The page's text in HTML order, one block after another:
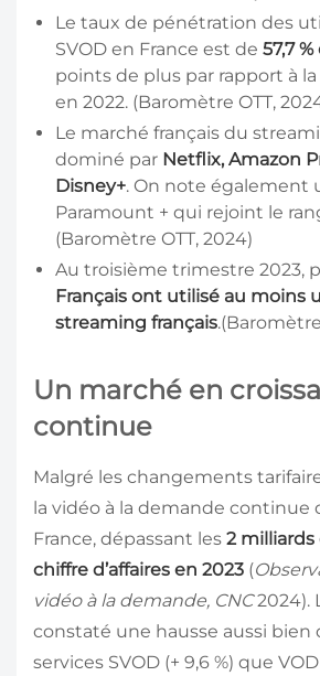
Le taux de pénétration des
SVOD en France est de 57,7
points de plus par rapport à
en 2022. (Baromètre OTT,
Le marché français du
dominé par Netflix, Amazon
Disney+. On note également
Paramount + qui rejoint le
(Baromètre OTT, 2024)
Au troisième trimestre 2023,
Français ont utilisé au moins
streaming français
Un marché en
continue
Malgré les changements
la vidéo à la demande continue
France, dépassant les 2 milliards
chiffre d’affaires en 2023 (
vidéo à la demande, CNC2024).
constaté une hausse aussi bien
services SVOD (+ 9,6 %) que VOD